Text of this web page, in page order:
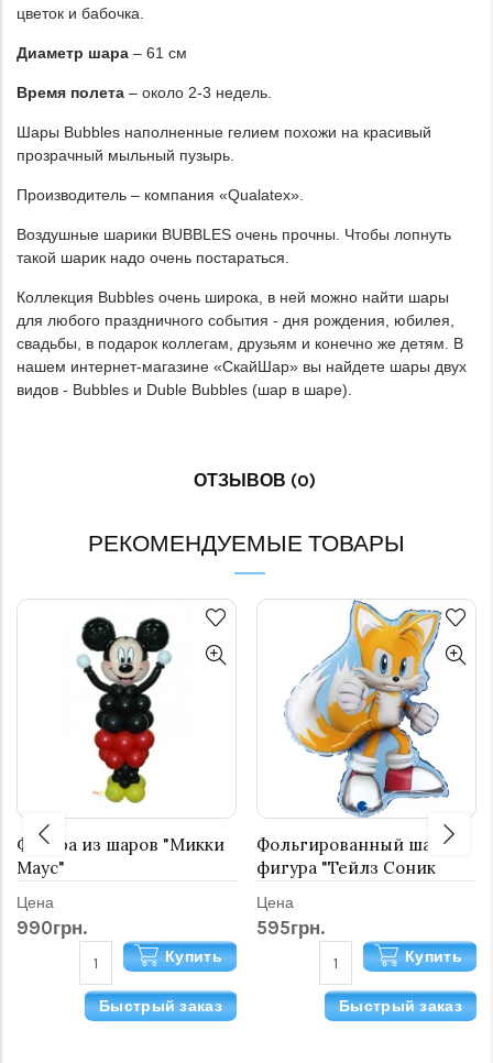
цветок и бабочка.
Диаметр шара – 61 см
Время полета – около 2-3 недель.
Шары Bubbles наполненные гелием похожи на красивый
прозрачный мыльный пузырь.
Производитель – компания «Qualatex».
Воздушные шарики BUBBLES очень прочны. Чтобы лопнуть
такой шарик надо очень постараться.
Коллекция Bubbles очень широка, в ней можно найти шары
для любого праздничного события - дня рождения, юбилея,
свадьбы, в подарок коллегам, друзьям и конечно же детям. В
нашем интернет-магазине «СкайШар» вы найдете шары двух
видов - Bubbles и Duble Bubbles (шар в шаре).
ОТЗЫВОВ (0)
РЕКОМЕНДУЕМЫЕ ТОВАРЫ
Фигура из шаров "Микки
Маус"
Цена
990грн.
Купить
Быстрый заказ
Фольгированный шар
фигура "Тейлз Соник
Цена
595грн.
Купить
Быстрый заказ